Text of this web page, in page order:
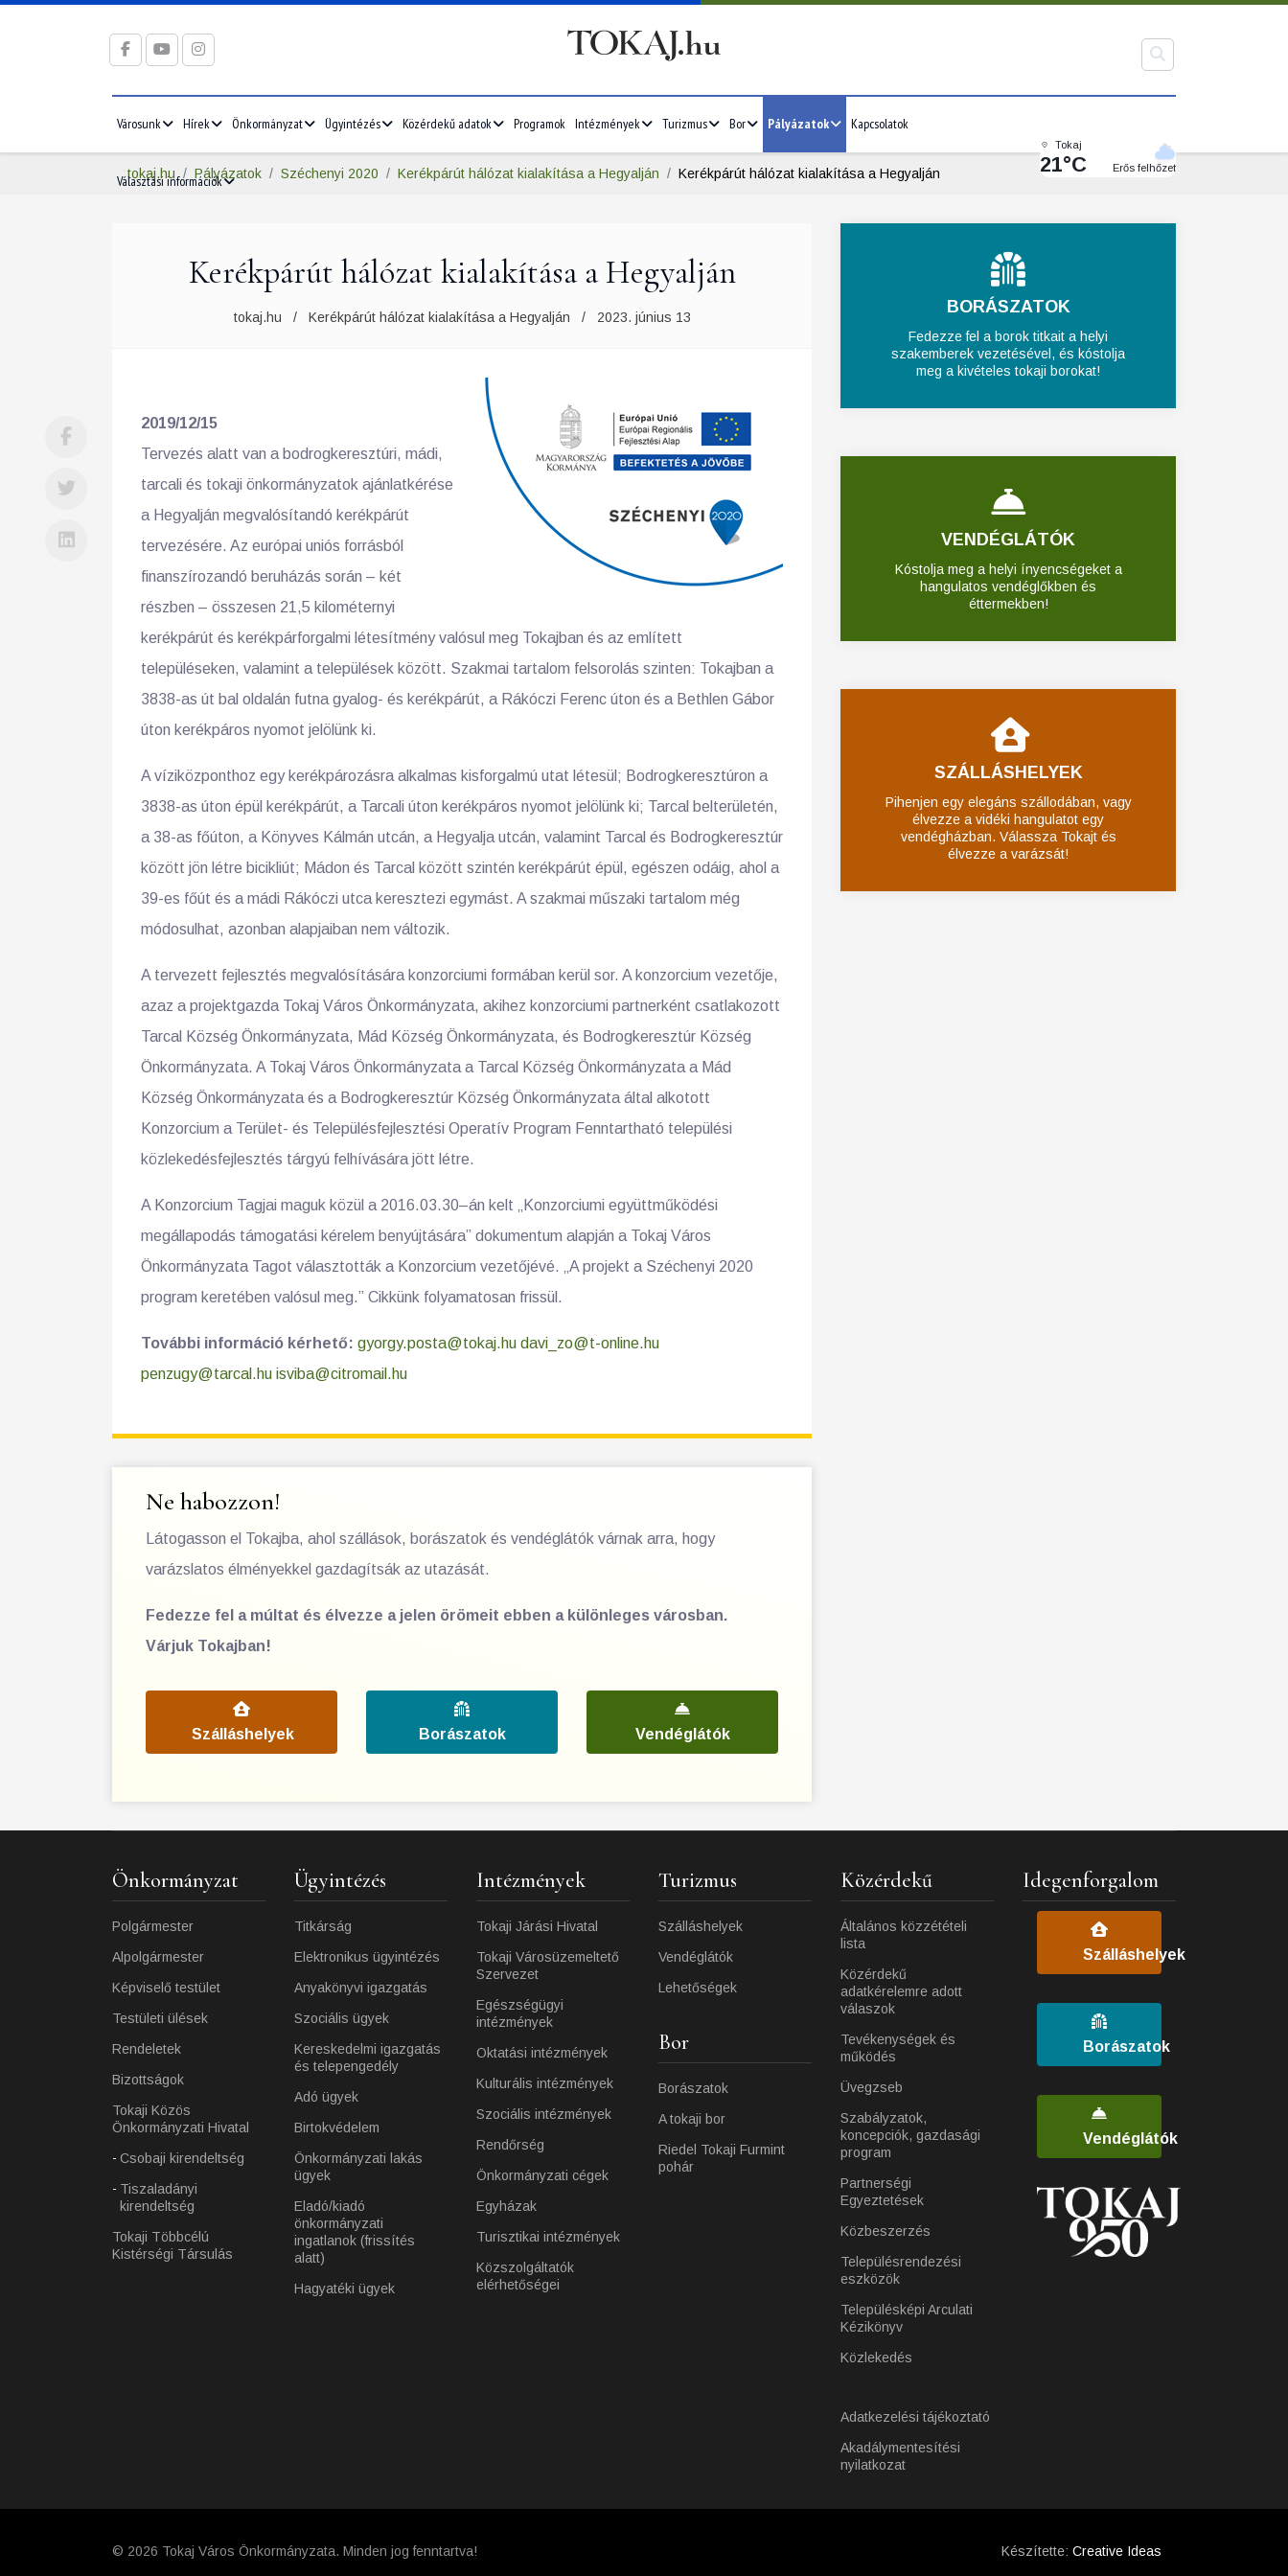
Városunk Hírek Önkormányzat Ügyintézés Közérdekű adatok Programok Intézmények Turizmus Bor Pályázatok Kapcsolatok
Választási információk
Tokaj
21°C Erős felhőzet
tokaj.hu Pályázatok Széchenyi 2020 Kerékpárút hálózat kialakítása a Hegyalján Kerékpárút hálózat kialakítása a Hegyalján
Kerékpárút hálózat kialakítása a Hegyalján
tokaj.hu Kerékpárút hálózat kialakítása a Hegyalján 2023. június 13
2019/12/15
Tervezés alatt van a bodrogkeresztúri, mádi,
tarcali és tokaji önkormányzatok ajánlatkérése
a Hegyalján megvalósítandó kerékpárút
tervezésére. Az európai uniós forrásból
finanszírozandó beruházás során – két
részben – összesen 21,5 kilométernyi
kerékpárút és kerékpárforgalmi létesítmény valósul meg Tokajban és az említett
településeken, valamint a települések között. Szakmai tartalom felsorolás szinten: Tokajban a
3838-as út bal oldalán futna gyalog- és kerékpárút, a Rákóczi Ferenc úton és a Bethlen Gábor
úton kerékpáros nyomot jelölünk ki.
A víziközponthoz egy kerékpározásra alkalmas kisforgalmú utat létesül; Bodrogkeresztúron a
3838-as úton épül kerékpárút, a Tarcali úton kerékpáros nyomot jelölünk ki; Tarcal belterületén,
a 38-as főúton, a Könyves Kálmán utcán, a Hegyalja utcán, valamint Tarcal és Bodrogkeresztúr
között jön létre bicikliút; Mádon és Tarcal között szintén kerékpárút épül, egészen odáig, ahol a
39-es főút és a mádi Rákóczi utca keresztezi egymást. A szakmai műszaki tartalom még
módosulhat, azonban alapjaiban nem változik.
A tervezett fejlesztés megvalósítására konzorciumi formában kerül sor. A konzorcium vezetője,
azaz a projektgazda Tokaj Város Önkormányzata, akihez konzorciumi partnerként csatlakozott
Tarcal Község Önkormányzata, Mád Község Önkormányzata, és Bodrogkeresztúr Község
Önkormányzata. A Tokaj Város Önkormányzata a Tarcal Község Önkormányzata a Mád
Község Önkormányzata és a Bodrogkeresztúr Község Önkormányzata által alkotott
Konzorcium a Terület- és Településfejlesztési Operatív Program Fenntartható települési
közlekedésfejlesztés tárgyú felhívására jött létre.
A Konzorcium Tagjai maguk közül a 2016.03.30–án kelt „Konzorciumi együttműködési
megállapodás támogatási kérelem benyújtására” dokumentum alapján a Tokaj Város
Önkormányzata Tagot választották a Konzorcium vezetőjévé. „A projekt a Széchenyi 2020
program keretében valósul meg.” Cikkünk folyamatosan frissül.
További információ kérhető: gyorgy.posta@tokaj.hu davi_zo@t-online.hu
penzugy@tarcal.hu isviba@citromail.hu
Ne habozzon!
Látogasson el Tokajba, ahol szállások, borászatok és vendéglátók várnak arra, hogy
varázslatos élményekkel gazdagítsák az utazását.
Fedezze fel a múltat és élvezze a jelen örömeit ebben a különleges városban.
Várjuk Tokajban!
Szálláshelyek Borászatok Vendéglátók
BORÁSZATOK
Fedezze fel a borok titkait a helyi
szakemberek vezetésével, és kóstolja
meg a kivételes tokaji borokat!
VENDÉGLÁTÓK
Kóstolja meg a helyi ínyencségeket a
hangulatos vendéglőkben és
éttermekben!
SZÁLLÁSHELYEK
Pihenjen egy elegáns szállodában, vagy
élvezze a vidéki hangulatot egy
vendégházban. Válassza Tokajt és
élvezze a varázsát!
Önkormányzat
Polgármester
Alpolgármester
Képviselő testület
Testületi ülések
Rendeletek
Bizottságok
Tokaji Közös
Önkormányzati Hivatal
Csobaji kirendeltség
Tiszaladányi
kirendeltség
Tokaji Többcélú
Kistérségi Társulás
Ügyintézés
Titkárság
Elektronikus ügyintézés
Anyakönyvi igazgatás
Szociális ügyek
Kereskedelmi igazgatás
és telepengedély
Adó ügyek
Birtokvédelem
Önkormányzati lakás
ügyek
Eladó/kiadó
önkormányzati
ingatlanok (frissítés
alatt)
Hagyatéki ügyek
Intézmények
Tokaji Járási Hivatal
Tokaji Városüzemeltető
Szervezet
Egészségügyi
intézmények
Oktatási intézmények
Kulturális intézmények
Szociális intézmények
Rendőrség
Önkormányzati cégek
Egyházak
Turisztikai intézmények
Közszolgáltatók
elérhetőségei
Turizmus
Szálláshelyek
Vendéglátók
Lehetőségek
Bor
Borászatok
A tokaji bor
Riedel Tokaji Furmint
pohár
Közérdekű
Általános közzétételi
lista
Közérdekű
adatkérelemre adott
válaszok
Tevékenységek és
működés
Üvegzseb
Szabályzatok,
koncepciók, gazdasági
program
Partnerségi
Egyeztetések
Közbeszerzés
Településrendezési
eszközök
Településképi Arculati
Kézikönyv
Közlekedés
Adatkezelési tájékoztató
Akadálymentesítési
nyilatkozat
Idegenforgalom
Szálláshelyek
Borászatok
Vendéglátók
© 2026 Tokaj Város Önkormányzata. Minden jog fenntartva! Készítette: Creative Ideas